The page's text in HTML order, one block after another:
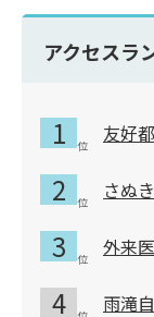
アクセスラ
友好
さぬ
外来
雨滝